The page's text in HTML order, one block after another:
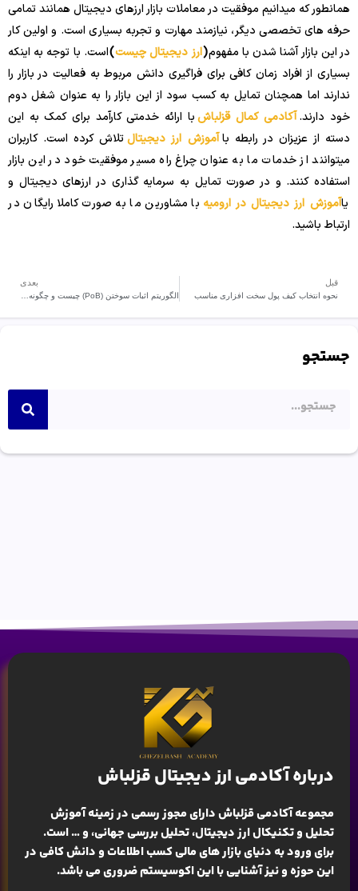
همانطور که میدانیم موفقیت در معاملات بازار ارزهای دیجیتال همانند تمامی
حرفه های تخصصی دیگر، نیازمند مهارت و تجربه بسیاری است. و اولین کار
در این بازار آشنا شدن با مفهوم(ارز دیجیتال چیست)است. با توجه به اینکه
بسیاری از افراد زمان کافی برای فراگیری دانش مربوط به فعالیت در بازار را
ندارند اما همچنان تمایل به کسب سود از این بازار را به عنوان شغل دوم
خود دارند.آکادمی کمال قزلباشبا ارائه خدمتی کارآمد برای کمک به این
دسته از عزیزان در رابطه باآموزش ارز دیجیتالتلاش کرده است. کاربران
میتوانند از خدمات ما به عنوان چراغ راه مسیر موفقیت خود در این بازار
استفاده کنند. و در صورت تمایل به سرمایه گذاری در ارزهای دیجیتال و
یاآموزش ارز دیجیتال در ارومیه با مشاورین ما به صورت کاملا رایگان در
ارتباط باشید.
قبل
نحوه انتخاب کیف پول سخت افزاری مناسب
بعدی
الگوریتم اثبات سوختن (PoB) چیست و چگونه کار می کند؟
جستجو
درباره آکادمی ارز دیجیتال قزلباش
مجموعه آکادمی قزلباش دارای مجوز رسمی در زمینهآموزش
تحلیل و تکنیکال ارز دیجیتال، تحلیل بررسی جهانی، و … است.
برای ورود به دنیای بازار های مالی کسب اطلاعات و دانش کافی در
این حوزه و نیز آشنایی با این اکوسیستم ضروری می باشد.